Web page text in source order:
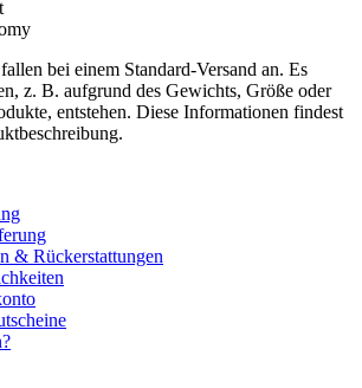
bei einem Standard-Versand an. Es
z. B. aufgrund des Gewichts, Größe oder
entstehen. Diese Informationen findest
& Rückerstattungen